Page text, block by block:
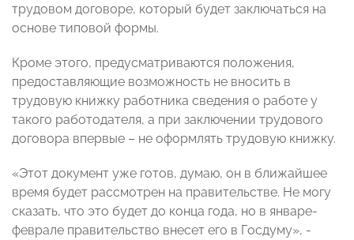
трудовом договоре, который будет заключаться на
основе типовой формы.
Кроме этого, предусматриваются положения,
предоставляющие возможность не вносить в
трудовую книжку работника сведения о работе у
такого работодателя, а при заключении трудового
договора впервые – не оформлять трудовую книжку.
«Этот документ уже готов, думаю, он в ближайшее
время будет рассмотрен на правительстве. Не могу
сказать, что это будет до конца года, но в январе-
феврале правительство внесет его в Госдуму», -